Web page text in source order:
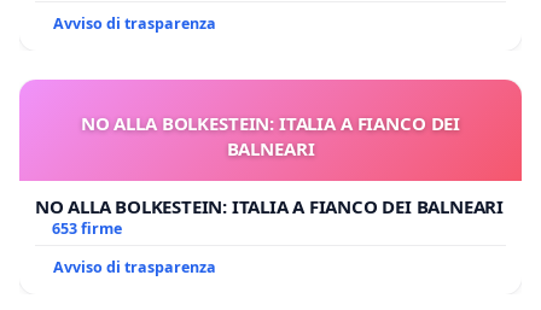
Avviso di trasparenza
NO ALLA BOLKESTEIN: ITALIA A FIANCO DEI
BALNEARI
NO ALLA BOLKESTEIN: ITALIA A FIANCO DEI BALNEARI
653 firme
Avviso di trasparenza